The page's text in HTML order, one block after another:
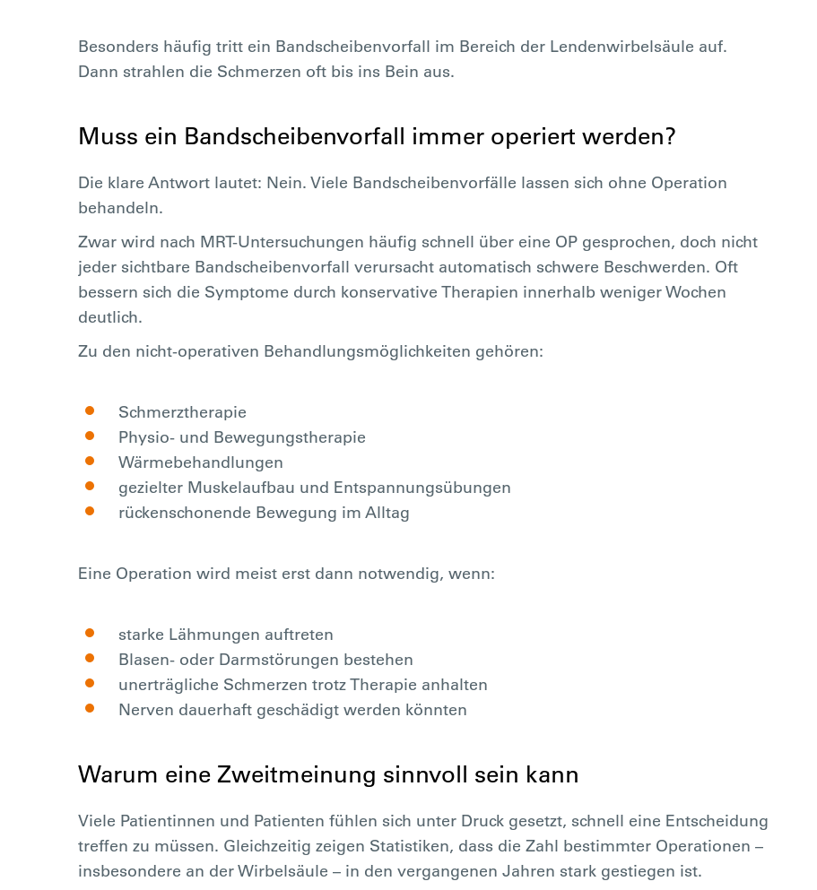
Besonders häufig tritt ein Bandscheibenvorfall im Bereich der Lendenwirbelsäule auf.
Dann strahlen die Schmerzen oft bis ins Bein aus.
Muss ein Bandscheibenvorfall immer operiert werden?
Die klare Antwort lautet: Nein. Viele Bandscheibenvorfälle lassen sich ohne Operation
behandeln.
Zwar wird nach MRT-Untersuchungen häufig schnell über eine OP gesprochen, doch nicht
jeder sichtbare Bandscheibenvorfall verursacht automatisch schwere Beschwerden. Oft
bessern sich die Symptome durch konservative Therapien innerhalb weniger Wochen
deutlich.
Zu den nicht-operativen Behandlungsmöglichkeiten gehören:
Schmerztherapie
Physio- und Bewegungstherapie
Wärmebehandlungen
gezielter Muskelaufbau und Entspannungsübungen
rückenschonende Bewegung im Alltag
Eine Operation wird meist erst dann notwendig, wenn:
starke Lähmungen auftreten
Blasen- oder Darmstörungen bestehen
unerträgliche Schmerzen trotz Therapie anhalten
Nerven dauerhaft geschädigt werden könnten
Warum eine Zweitmeinung sinnvoll sein kann
Viele Patientinnen und Patienten fühlen sich unter Druck gesetzt, schnell eine Entscheidung
treffen zu müssen. Gleichzeitig zeigen Statistiken, dass die Zahl bestimmter Operationen –
insbesondere an der Wirbelsäule – in den vergangenen Jahren stark gestiegen ist.